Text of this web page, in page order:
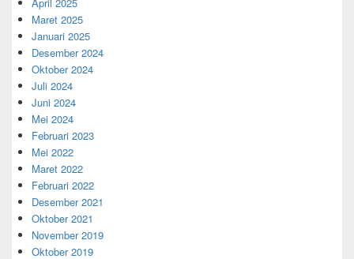
Maret 2025
Januari 2025
Desember 2024
Oktober 2024
Juli 2024
Juni 2024
Mei 2024
Februari 2023
Mei 2022
Maret 2022
Februari 2022
Desember 2021
Oktober 2021
November 2019
Oktober 2019